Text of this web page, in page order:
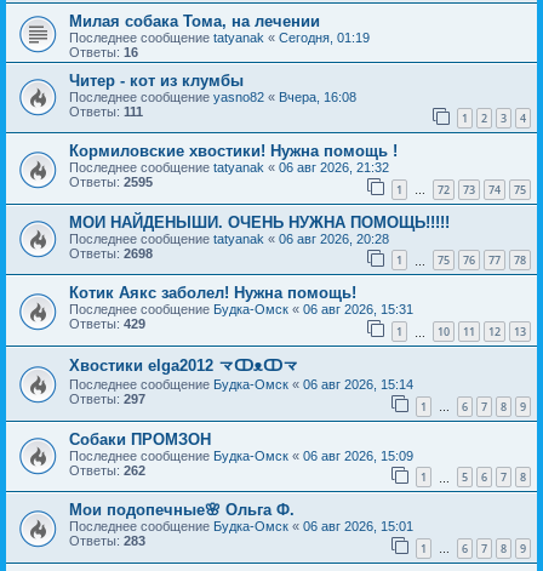
Милая собака Тома, на лечении
Последнее сообщение tatyanak « Сегодня, 01:19
Ответы: 16
Читер - кот из клумбы
Последнее сообщение yasno82 « Вчера, 16:08
Ответы: 111 1 2 3 4
Кормиловские хвостики! Нужна помощь !
Последнее сообщение tatyanak « 06 авг 2026, 21:32
Ответы: 2595 1 … 72 73 74 75
МОИ НАЙДЕНЫШИ. ОЧЕНЬ НУЖНА ПОМОЩЬ!!!!!
Последнее сообщение tatyanak « 06 авг 2026, 20:28
Ответы: 2698 1 75 76 77 78
Котик Аякс заболел! Нужна помощь!
Последнее сообщение Будка-Омск « 06 авг 2026, 15:31
Ответы: 429 1 10 11 12 13
Хвостики elga2012 龴ↀᴥↀ龴
Последнее сообщение Будка-Омск « 06 авг 2026, 15:14
Ответы: 297 1 … 6 7 8 9
Собаки ПРОМЗОН
Последнее сообщение Будка-Омск « 06 авг 2026, 15:09
Ответы: 262 1 5 6 7 8
Мои подопечные🌸 Ольга Ф.
Последнее сообщение Будка-Омск « 06 авг 2026, 15:01
Ответы: 283 1 … 6 7 8 9